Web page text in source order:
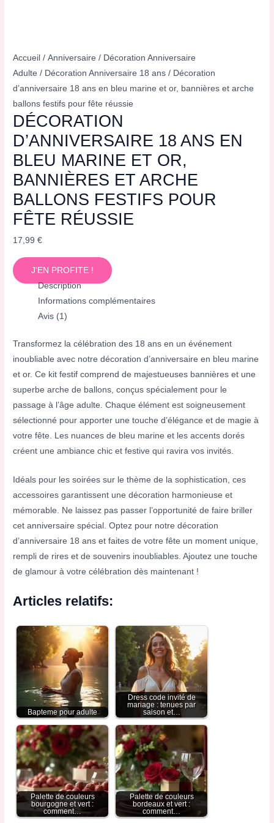
Accueil /Anniversaire / Décoration Anniversaire
Adulte / Décoration Anniversaire 18 ans / Décoration
d’anniversaire 18 ans en bleu marine et or, bannières et arche
ballons festifs pour fête réussie
DÉCORATION
D’ANNIVERSAIRE 18 ANS EN
BLEU MARINE ET OR,
BANNIÈRES ET ARCHE
BALLONS FESTIFS POUR
FÊTE RÉUSSIE
17,99€
J'EN PROFITE !
Description
Informations complémentaires
Avis (1)
Transformez la célébration des 18 ans en un événement
inoubliable avec notre décoration d’anniversaire en bleu marine
et or. Ce kit festif comprend de majestueuses bannières et une
superbe arche de ballons, conçus spécialement pour le
passage à l’âge adulte. Chaque élément est soigneusement
sélectionné pour apporter une touche d’élégance et de magie à
votre fête. Les nuances de bleu marine et les accents dorés
créent une ambiance chic et festive qui ravira vos invités.
Idéals pour les soirées sur le thème de la sophistication, ces
accessoires garantissent une décoration harmonieuse et
mémorable. Ne laissez pas passer l’opportunité de faire briller
cet anniversaire spécial. Optez pour notre décoration
d’anniversaire 18 ans et faites de votre fête un moment unique,
rempli de rires et de souvenirs inoubliables. Ajoutez une touche
de glamour à votre célébration dès maintenant !
Articles relatifs:
Bapteme pour adulte
Dress code invité de
mariage : tenues par
saison et…
Palette de couleurs
bourgogne et vert :
comment…
Palette de couleurs
bordeaux et vert :
comment…